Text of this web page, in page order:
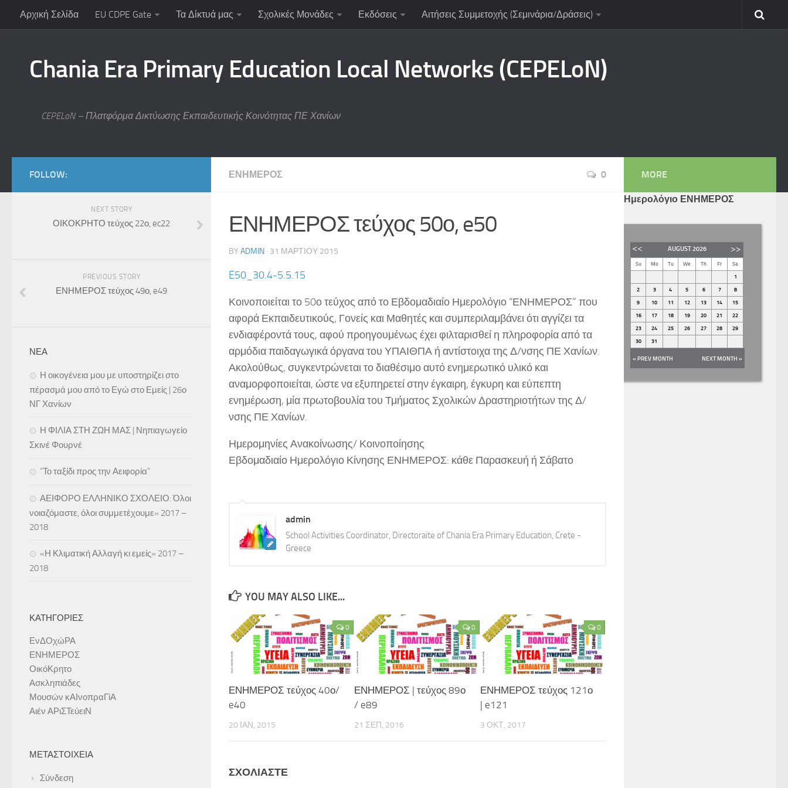
Αρχική Σελίδα EU CDPE Gate Τα Δίκτυά μας Σχολικές Μονάδες Εκδόσεις Αιτήσεις Συμμετοχής (Σεμινάρια/Δράσεις)
Chania Era Primary Education Local Networks (CEPELoN)
CEPELoN – Πλατφόρμα Δικτύωσης Εκπαιδευτικής Κοινότητας ΠΕ Χανίων
ΕΝΗΜΕΡΟΣ 0
ΕΝΗΜΕΡΟΣ τεύχος 50ο, e50
BY ADMIN · 31 ΜΑΡΤΊΟΥ 2015
E50_30.4-5.5.15
Κοινοποιείται το 50ο τεύχος από το Εβδομαδιαίο Ημερολόγιο “ΕΝΗΜΕΡΟΣ” που
αφορά Εκπαιδευτικούς, Γονείς και Μαθητές και συμπεριλαμβάνει ότι αγγίζει τα
ενδιαφέροντά τους, αφού προηγουμένως έχει φιλταρισθεί η πληροφορία από τα
αρμόδια παιδαγωγικά όργανα του ΥΠΑΙΘΠΑ ή αντίστοιχα της Δ/νσης ΠΕ Χανίων.
Ακολούθως, συγκεντρώνεται το διαθέσιμο αυτό ενημερωτικό υλικό και
αναμορφοποιείται, ώστε να εξυπηρετεί στην έγκαιρη, έγκυρη και εύπεπτη
ενημέρωση, μία πρωτοβουλία του Τμήματος Σχολικών Δραστηριοτήτων της Δ/
νσης ΠΕ Χανίων.
Ημερομηνίες Ανακοίνωσης/ Κοινοποίησης
Εβδομαδιαίο Ημερολόγιο Κίνησης ΕΝΗΜΕΡΟΣ: κάθε Παρασκευή ή Σάβατο
admin
School Activities Coordinator, Directoraite of Chania Era Primary Education, Crete -
Greece
YOU MAY ALSO LIKE...
0
ΕΝΗΜΕΡΟΣ τεύχος 40ο/
e40
20 ΙΑΝ, 2015
0
ΕΝΗΜΕΡΟΣ | τεύχος 89ο
/ e89
21 ΣΕΠ, 2016
0
ΕΝΗΜΕΡΟΣ τεύχος 121ο
| e121
3 ΟΚΤ, 2017
ΣΧΟΛΙΆΣΤΕ
FOLLOW:
NEXT STORY
ΟΙΚΟΚΡΗΤΟ τεύχος 22ο, ec22
PREVIOUS STORY
ΕΝΗΜΕΡΟΣ τεύχος 49ο, e49
ΝΕΑ
Η οικογένεια μου με υποστηρίζει στο
πέρασμά μου από το Εγώ στο Εμείς | 26ο
ΝΓ Χανίων
Η ΦΙΛΙΑ ΣΤΗ ΖΩΗ ΜΑΣ | Νηπιαγωγείο
Σκινέ Φουρνέ
“Το ταξίδι προς την Αειφορία”
ΑΕΙΦΟΡΟ ΕΛΛΗΝΙΚΟ ΣΧΟΛΕΙΟ: Όλοι
νοιαζόμαστε, όλοι συμμετέχουμε» 2017 –
2018
«Η Κλιματική Αλλαγή κι εμείς» 2017 –
2018
ΚΑΤΗΓΟΡΊΕΣ
ΕνΔΟχώΡΑ
ΕΝΗΜΕΡΟΣ
ΟικόΚρητο
Ασκληπιάδες
Μουσών κΑΙνοπραΓίΑ
Αιέν ΑΡιΣΤεύειΝ
ΜΕΤΑΣΤΟΙΧΕΊΑ
Σύνδεση
MORE
Ημερολόγιο ΕΝΗΜΕΡΟΣ
AUGUST2026
Su Mo Tu We Th Fr Sa
1
2 3 4 5 6 7 8
9 10 11 12 13 14 15
16 17 18 19 20 21 22
23 24 25 26 27 28 29
30 31
« PREV MONTH NEXT MONTH »